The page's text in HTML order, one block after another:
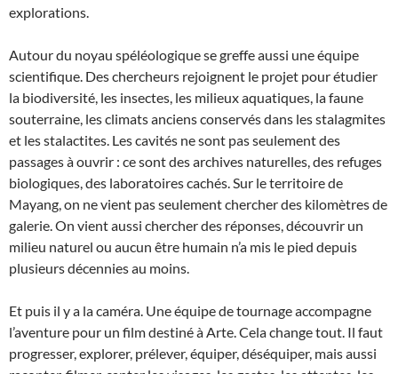
explorations.
Autour du noyau spéléologique se greffe aussi une équipe
scientifique. Des chercheurs rejoignent le projet pour étudier
la biodiversité, les insectes, les milieux aquatiques, la faune
souterraine, les climats anciens conservés dans les stalagmites
et les stalactites. Les cavités ne sont pas seulement des
passages à ouvrir : ce sont des archives naturelles, des refuges
biologiques, des laboratoires cachés. Sur le territoire de
Mayang, on ne vient pas seulement chercher des kilomètres de
galerie. On vient aussi chercher des réponses, découvrir un
milieu naturel ou aucun être humain n’a mis le pied depuis
plusieurs décennies au moins.
Et puis il y a la caméra. Une équipe de tournage accompagne
l’aventure pour un film destiné à Arte. Cela change tout. Il faut
progresser, explorer, prélever, équiper, déséquiper, mais aussi